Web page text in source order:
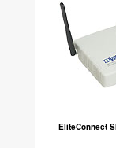
EliteConnect